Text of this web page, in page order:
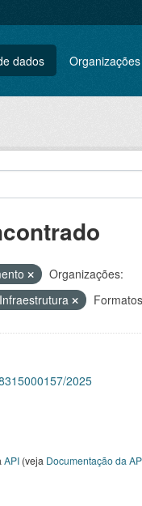
dados Organizações
Organizações:
2025
API(veja Documentação da